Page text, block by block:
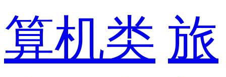
算机类 旅